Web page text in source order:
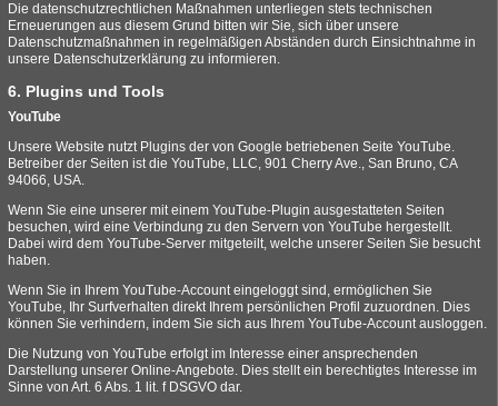
Die datenschutzrechtlichen Maßnahmen unterliegen stets technischen
Erneuerungen aus diesem Grund bitten wir Sie, sich über unsere
Datenschutzmaßnahmen in regelmäßigen Abständen durch Einsichtnahme in
unsere Datenschutzerklärung zu informieren.
6. Plugins und Tools
YouTube
Unsere Website nutzt Plugins der von Google betriebenen Seite YouTube.
Betreiber der Seiten ist die YouTube, LLC, 901 Cherry Ave., San Bruno, CA
94066, USA.
Wenn Sie eine unserer mit einem YouTube-Plugin ausgestatteten Seiten
besuchen, wird eine Verbindung zu den Servern von YouTube hergestellt.
Dabei wird dem YouTube-Server mitgeteilt, welche unserer Seiten Sie besucht
haben.
Wenn Sie in Ihrem YouTube-Account eingeloggt sind, ermöglichen Sie
YouTube, Ihr Surfverhalten direkt Ihrem persönlichen Profil zuzuordnen. Dies
können Sie verhindern, indem Sie sich aus Ihrem YouTube-Account ausloggen.
Die Nutzung von YouTube erfolgt im Interesse einer ansprechenden
Darstellung unserer Online-Angebote. Dies stellt ein berechtigtes Interesse im
Sinne von Art. 6 Abs. 1 lit. f DSGVO dar.